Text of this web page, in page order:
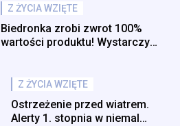
Z ŻYCIA WZIĘTE
Biedronka zrobi zwrot 100%
wartości produktu! Wystarczy
Z ŻYCIA WZIĘTE
Ostrzeżenie przed wiatrem.
Alerty 1. stopnia w niemal